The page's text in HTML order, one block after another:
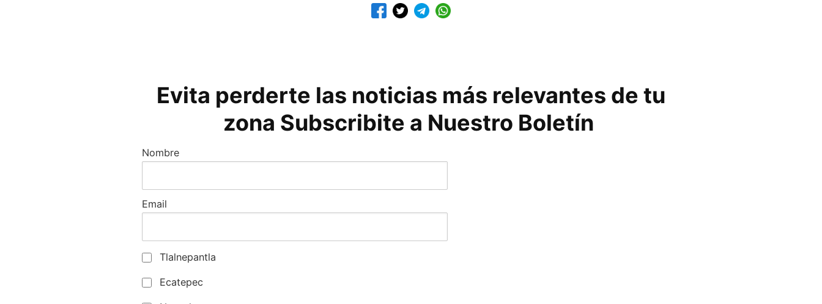
Evita perderte las noticias más relevantes de tu
zona Subscribite a Nuestro Boletín
Nombre
Email
Tlalnepantla
Ecatepec